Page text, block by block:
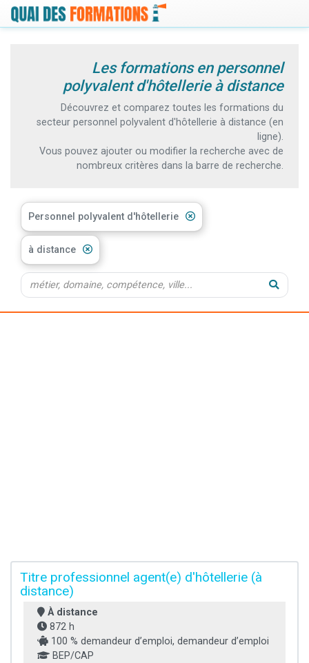
Les formations en personnel
polyvalent d'hôtellerie à distance
Découvrez et comparez toutes les formations du
secteur personnel polyvalent d'hôtellerie à distance (en
ligne).
Vous pouvez ajouter ou modifier la recherche avec de
nombreux critères dans la barre de recherche.
Personnel polyvalent d'hôtellerie
à distance
Titre professionnel agent(e) d'hôtellerie (à
distance)
À distance
872 h
100 % demandeur d’emploi, demandeur d’emploi
BEP/CAP